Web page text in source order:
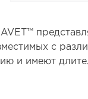
с
и имеют